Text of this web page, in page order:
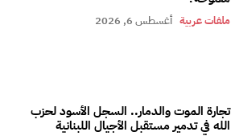
ملفات عربية أغسطس 6, 2026
تجارة الموت والدمار.. السجل الأسود لحزب
الله في تدمير مستقبل الأجيال اللبنانية